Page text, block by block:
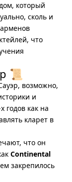
который
сколь и
что
📜
возможно,
и
годов как на
кларет в
что он
Continental
закрепилось